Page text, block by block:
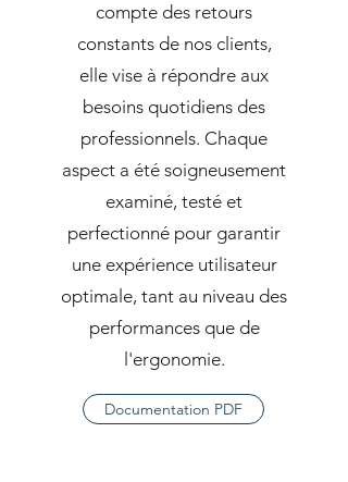
compte des retours
constants de nos clients,
elle vise à répondre aux
besoins quotidiens des
professionnels. Chaque
aspect a été soigneusement
examiné, testé et
perfectionné pour garantir
une expérience utilisateur
optimale, tant au niveau des
performances que de
l'ergonomie.
Documentation PDF